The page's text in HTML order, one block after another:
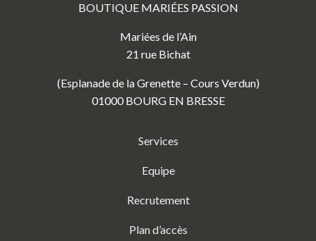
BOUTIQUE MARIÉES PASSION
Mariées de l’Ain
21 rue Bichat
(Esplanade de la Grenette – Cours Verdun)
01000 BOURG EN BRESSE
Services
Equipe
Recrutement
Plan d’accès